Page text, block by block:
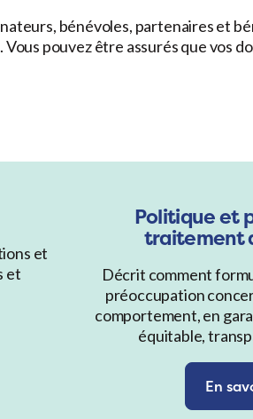
bénévoles, partenaires et
pouvez être assurés que vos
et
et
Politique et
traitement
Décrit comment
préoccupation
comportement, en
équitable,
En